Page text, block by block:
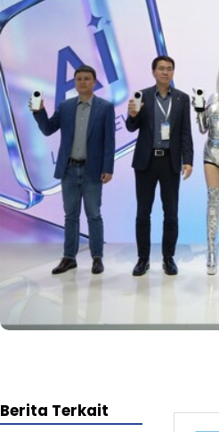
Berita Terkait